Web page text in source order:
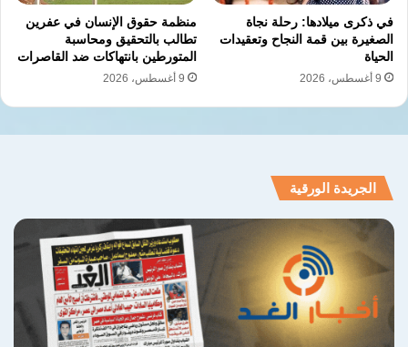
وتيرة العودة القسرية والفرار من تداعيات التصعيد
العسكري الذي لا يفرق بين مدني أو لاجئ وسط
غياب الحلول الدولية الحاسمة،
اللاجئين السوريين
معبر المصنع
نسخ الرابط
في ذكرى ميلادها: رحلة نجاة
الصغيرة بين قمة النجاح وتعقيدات
الحياة
9 أغسطس، 2026
منظمة حقوق الإنسان في عفرين
تطالب بالتحقيق ومحاسبة
المتورطين بانتهاكات ضد القاصرات
9 أغسطس، 2026
الجريدة الورقية